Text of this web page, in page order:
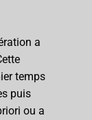
a
temps
puis
ou a